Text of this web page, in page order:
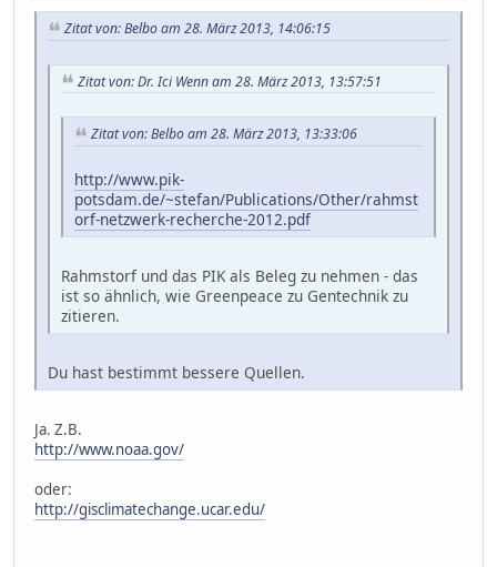
Zitat von: Belbo am 28. März 2013, 14:06:15
Zitat von: Dr. Ici Wenn am 28. März 2013, 13:57:51
Zitat von: Belbo am 28. März 2013, 13:33:06
http://www.pik-
potsdam.de/~stefan/Publications/Other/rahmst
orf-netzwerk-recherche-2012.pdf
Rahmstorf und das PIK als Beleg zu nehmen - das
ist so ähnlich, wie Greenpeace zu Gentechnik zu
zitieren.
Du hast bestimmt bessere Quellen.
Ja. Z.B.
http://www.noaa.gov/
oder:
http://gisclimatechange.ucar.edu/